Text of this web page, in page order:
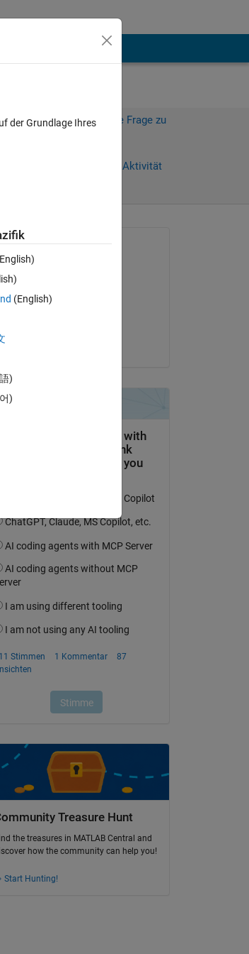
Sie sich an, um diese Frage zu
Anmelden, um Aktivität
Jared
30 Jan. 2017
30 Jan. 2017
Treasure Hunt
the treasures in MATLAB Central and
how the community can help you!
Start Hunting!
der Grundlage Ihres
(English)
)
)